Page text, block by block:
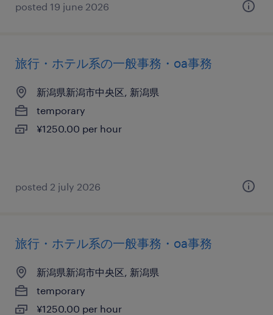
posted 19 june 2026
旅行・ホテル系の一般事務・oa事務
新潟県新潟市中央区, 新潟県
temporary
¥1250.00 per hour
posted 2 july 2026
旅行・ホテル系の一般事務・oa事務
新潟県新潟市中央区, 新潟県
temporary
¥1250.00 per hour